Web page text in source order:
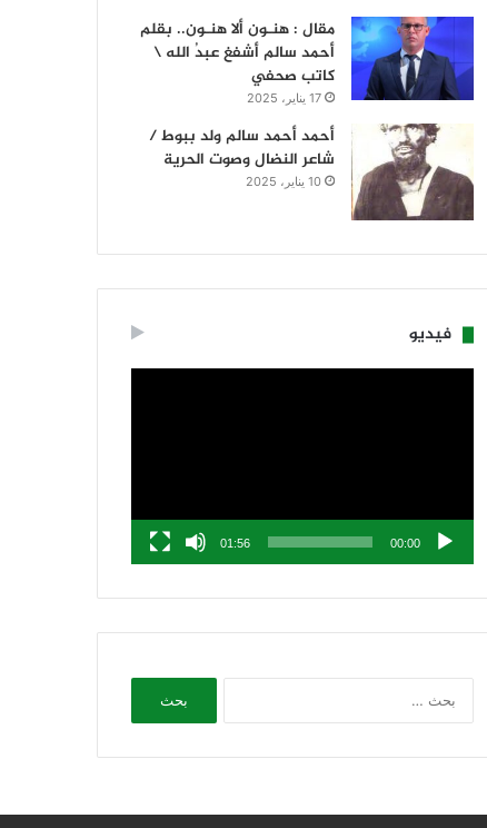
مقال : هنـون ألا هنـون.. بقلم
أحمد سالم أشفغ عبدُ الله \
كاتب صحفي
17 يناير، 2025
أحمد أحمد سالم ولد ببوط /
شاعر النضال وصوت الحرية
10 يناير، 2025
فيديو
00:00
01:56